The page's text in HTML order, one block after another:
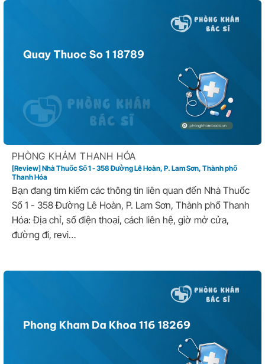
PHÒNG KHÁM THANH HÓA
[Review] Nhà Thuốc Số 1 - 358 Đường Lê Hoàn, P. Lam Sơn, Thành phố
Thanh Hóa
Bạn đang tìm kiếm các thông tin liên quan đến Nhà Thuốc
Số 1 - 358 Đường Lê Hoàn, P. Lam Sơn, Thành phố Thanh
Hóa: Địa chỉ, số điện thoại, cách liên hệ, giờ mở cửa,
đường đi, revi…